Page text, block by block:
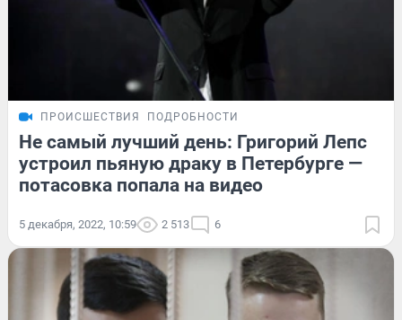
ПРОИСШЕСТВИЯ ПОДРОБНОСТИ
Не самый лучший день: Григорий Лепс
устроил пьяную драку в Петербурге —
потасовка попала на видео
5 декабря, 2022, 10:59 2 513 6